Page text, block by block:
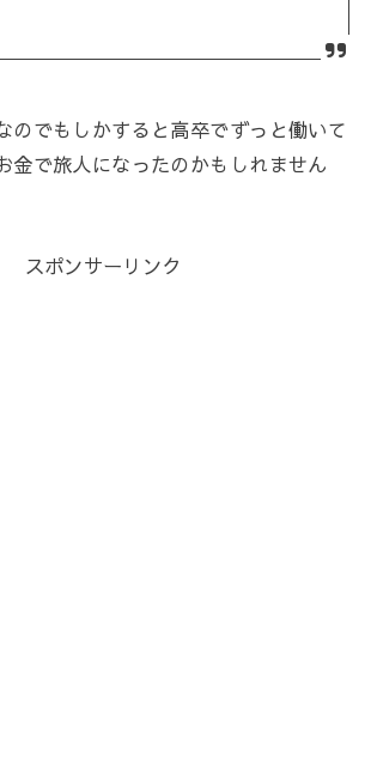
のでもしかすると高卒でずっと働いて
金で旅人になったのかもしれません
スポンサーリンク